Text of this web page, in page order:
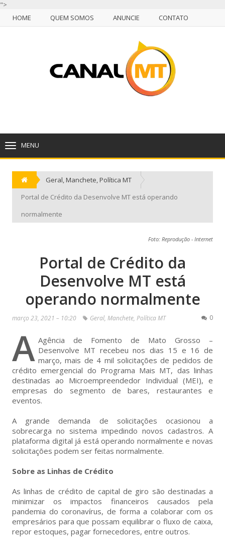
">
HOME
QUEM SOMOS ANUNCIE
CONTATO
ANUNCIE
CUIABÁ, SEXTA-FEIRA, 07 DE AGOSTO DE 2026
MENU
Geral,Manchete,Política MT
Portal de Crédito da Desenvolve MT está operando
normalmente
Foto: Reprodução - Internet
Portal de Crédito da
Desenvolve MT está
operando normalmente
março 23, 2021 – 10:20 Geral, Manchete, Política MT 0
A Agência de Fomento de Mato Grosso –
Desenvolve MT recebeu nos dias 15 e 16 de
março, mais de 4 mil solicitações de pedidos de
crédito emergencial do Programa Mais MT, das linhas
destinadas ao Microempreendedor Individual (MEI), e
empresas do segmento de bares, restaurantes e
eventos.
A grande demanda de solicitações ocasionou a
sobrecarga no sistema impedindo novos cadastros. A
plataforma digital já está operando normalmente e novas
solicitações podem ser feitas normalmente.
Sobre as Linhas de Crédito
As linhas de crédito de capital de giro são destinadas a
minimizar os impactos financeiros causados pela
pandemia do coronavírus, de forma a colaborar com os
empresários para que possam equilibrar o fluxo de caixa,
repor estoques, pagar fornecedores, entre outros.